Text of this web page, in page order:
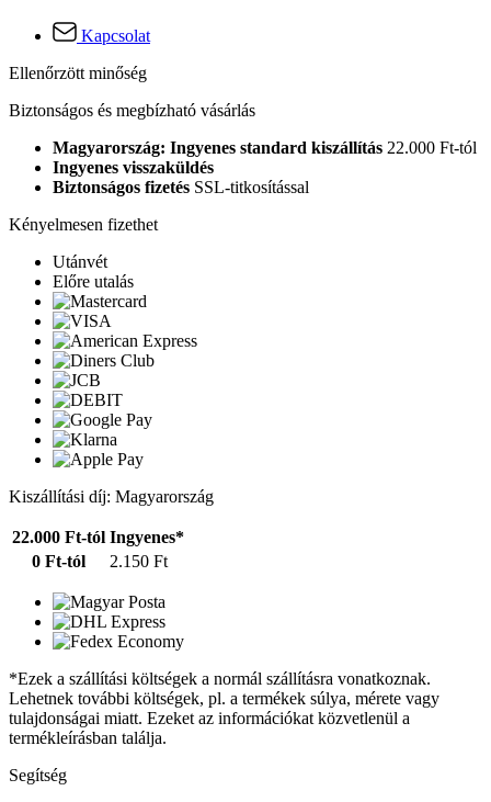
Kapcsolat
Ellenőrzött minőség
Biztonságos és megbízható vásárlás
Magyarország: Ingyenes standard kiszállítás 22.000 Ft-tól
Ingyenes visszaküldés
Biztonságos fizetés SSL-titkosítással
Kényelmesen fizethet
Utánvét
Előre utalás
Kiszállítási díj: Magyarország
22.000 Ft-tól Ingyenes*
0 Ft-tól
2.150 Ft
*Ezek a szállítási költségek a normál szállításra vonatkoznak.
Lehetnek további költségek, pl. a termékek súlya, mérete vagy
tulajdonságai miatt. Ezeket az információkat közvetlenül a
termékleírásban találja.
Segítség